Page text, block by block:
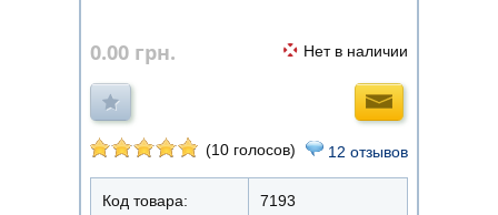
0.00 грн. Нет в наличии
(10 голосов) 12 отзывов
Код товара: 7193